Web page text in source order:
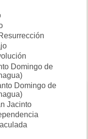
Domingo de
Domingo de
Jacinto